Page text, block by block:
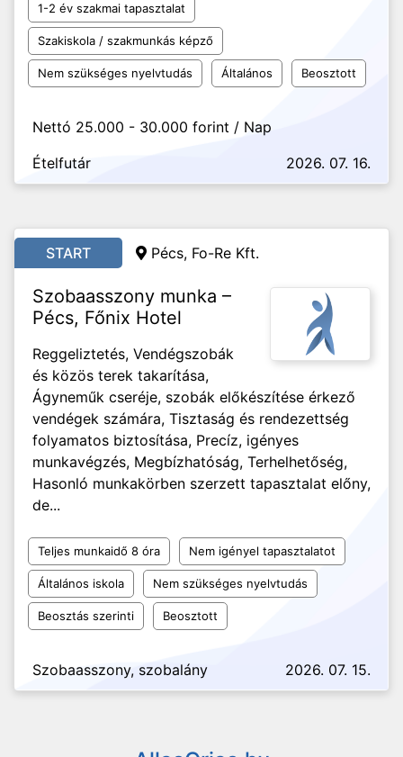
1-2 év szakmai tapasztalat
Szakiskola / szakmunkás képző
Nem szükséges nyelvtudás Általános Beosztott
Nettó 25.000 - 30.000 forint / Nap
Ételfutár
2026. 07. 16.
START Pécs, Fo-Re Kft.
Szobaasszony munka –
Pécs, Főnix Hotel
Reggeliztetés, Vendégszobák
és közös terek takarítása,
Ágyneműk cseréje, szobák előkészítése érkező
vendégek számára, Tisztaság és rendezettség
folyamatos biztosítása, Precíz, igényes
munkavégzés, Megbízhatóság, Terhelhetőség,
Hasonló munkakörben szerzett tapasztalat előny,
de...
Teljes munkaidő 8 óra Nem igényel tapasztalatot
Általános iskola Nem szükséges nyelvtudás
Beosztás szerinti Beosztott
Szobaasszony, szobalány 2026. 07. 15.